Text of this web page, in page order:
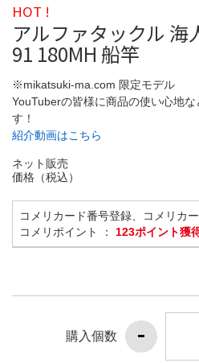
HOT !
アルファタックル 海
91 180MH 船竿
※mikatsuki-ma.com 限定モデル
YouTuberの皆様に商品の使い心地
す！
紹介動画はこちら
ネット販売
価格（税込）
コメリカード番号登録、コメリカ
コメリポイント ： 123ポイント獲
購入個数